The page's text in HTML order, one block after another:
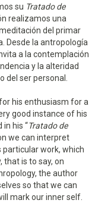
su Tratado de
realizamos una
del primar
Desde la antropología
a la contemplación
y la alteridad
del ser personal.
his enthusiasm for a
good instance of his
his “Tratadode
we can interpret
work, which
is to say, on
the author
so that we can
mark our inner self.